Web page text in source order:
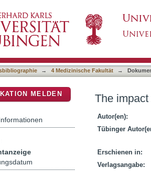
→ 4 Medizinische Fakultät →
The
Autor(en):
Tübinger
Erschienen in:
Verlagsangabe:
MELDEN